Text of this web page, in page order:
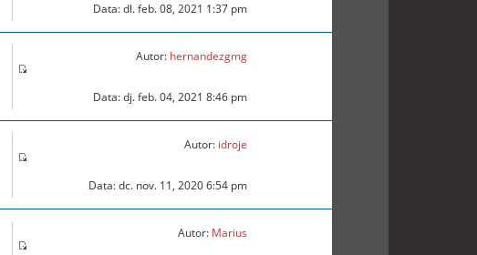
Data: dl. feb. 08, 2021 1:37 pm
Autor: hernandezgmg
Data: dj. feb. 04, 2021 8:46 pm
Autor: idroje
Data: dc. nov. 11, 2020 6:54 pm
Autor: Marius